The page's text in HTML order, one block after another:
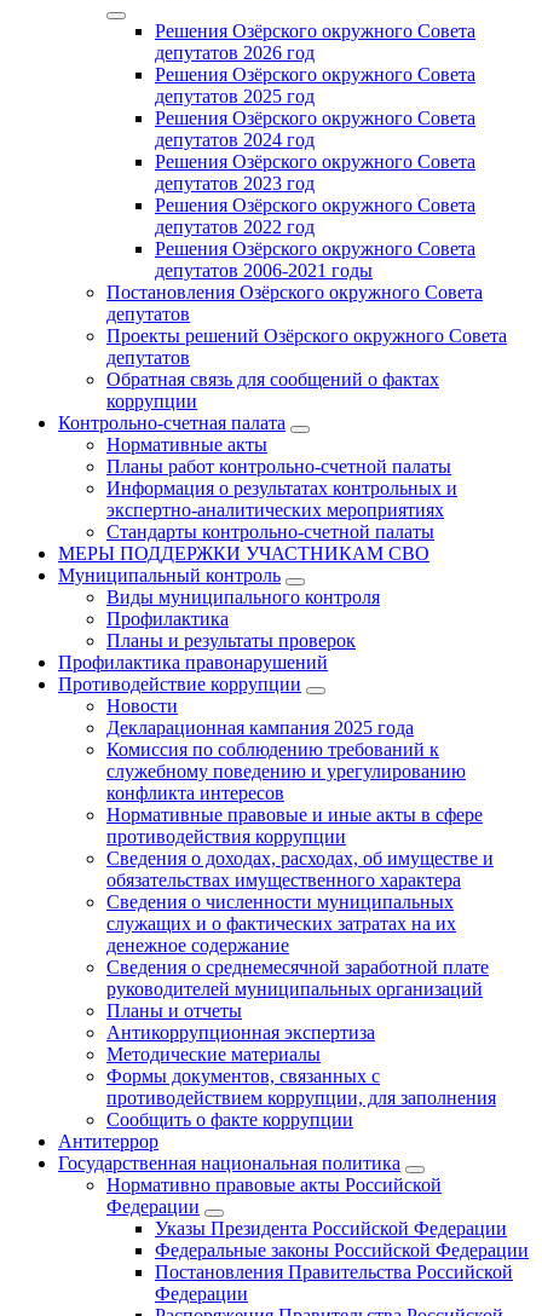
Решения Озёрского окружного Совета
депутатов 2026 год
Решения Озёрского окружного Совета
депутатов 2025 год
Решения Озёрского окружного Совета
депутатов 2024 год
Решения Озёрского окружного Совета
депутатов 2023 год
Решения Озёрского окружного Совета
депутатов 2022 год
Решения Озёрского окружного Совета
депутатов 2006-2021 годы
Постановления Озёрского окружного Совета
депутатов
Проекты решений Озёрского окружного Совета
депутатов
Обратная связь для сообщений о фактах
коррупции
Контрольно-счетная палата
Нормативные акты
Планы работ контрольно-счетной палаты
Информация о результатах контрольных и
экспертно-аналитических мероприятиях
Стандарты контрольно-счетной палаты
МЕРЫ ПОДДЕРЖКИ УЧАСТНИКАМ СВО
Муниципальный контроль
Виды муниципального контроля
Профилактика
Планы и результаты проверок
Профилактика правонарушений
Противодействие коррупции
Новости
Декларационная кампания 2025 года
Комиссия по соблюдению требований к
служебному поведению и урегулированию
конфликта интересов
Нормативные правовые и иные акты в сфере
противодействия коррупции
Сведения о доходах, расходах, об имуществе и
обязательствах имущественного характера
Сведения о численности муниципальных
служащих и о фактических затратах на их
денежное содержание
Сведения о среднемесячной заработной плате
руководителей муниципальных организаций
Планы и отчеты
Антикоррупционная экспертиза
Методические материалы
Формы документов, связанных с
противодействием коррупции, для заполнения
Сообщить о факте коррупции
Антитеррор
Государственная национальная политика
Нормативно правовые акты Российской
Федерации
Указы Президента Российской Федерации
Федеральные законы Российской Федерации
Постановления Правительства Российской
Федерации